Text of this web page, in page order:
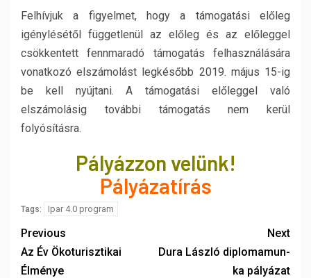
Felhívjuk a figyelmet, hogy a támogatási előleg
igénylésétől függetlenül az előleg és az előleggel
csökkentett fennmaradó támogatás felhasználására
vonatkozó elszámolást legkésőbb 2019. május 15-ig
be kell nyújtani. A támogatási előleggel való
elszámolásig további támogatás nem kerül
folyósításra.
Pályázzon velünk!
Pályázatírás
Tags: Ipar 4.0 program
Previous
Az Év Ökoturisztikai
Élménye
Next
Du­ra Lász­ló dip­lo­ma­mun­
ka pá­lyá­zat